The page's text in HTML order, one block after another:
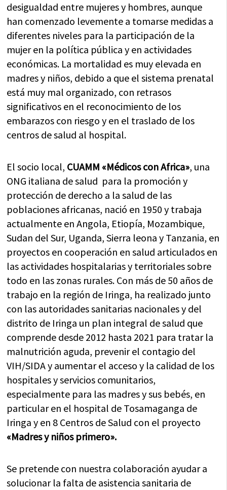
desigualdad entre mujeres y hombres, aunque
han comenzado levemente a tomarse medidas a
diferentes niveles para la participación de la
mujer en la política pública y en actividades
económicas. La mortalidad es muy elevada en
madres y niños, debido a que el sistema prenatal
está muy mal organizado, con retrasos
significativos en el reconocimiento de los
embarazos con riesgo y en el traslado de los
centros de salud al hospital.
El socio local, CUAMM «Médicos con Africa», una
ONG italiana de salud para la promoción y
protección de derecho a la salud de las
poblaciones africanas, nació en 1950 y trabaja
actualmente en Angola, Etiopía, Mozambique,
Sudan del Sur, Uganda, Sierra leona y Tanzania, en
proyectos en cooperación en salud articulados en
las actividades hospitalarias y territoriales sobre
todo en las zonas rurales. Con más de 50 años de
trabajo en la región de Iringa, ha realizado junto
con las autoridades sanitarias nacionales y del
distrito de Iringa un plan integral de salud que
comprende desde 2012 hasta 2021 para tratar la
malnutrición aguda, prevenir el contagio del
VIH/SIDA y aumentar el acceso y la calidad de los
hospitales y servicios comunitarios,
especialmente para las madres y sus bebés, en
particular en el hospital de Tosamaganga de
Iringa y en 8 Centros de Salud con el proyecto
«Madres y niños primero».
Se pretende con nuestra colaboración ayudar a
solucionar la falta de asistencia sanitaria de